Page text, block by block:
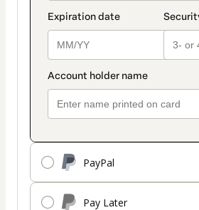
PayPal
Pay Later